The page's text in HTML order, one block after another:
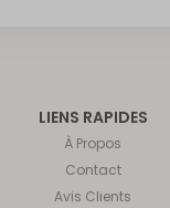
LIENS RAPIDES
À Propos
Contact
Avis Clients